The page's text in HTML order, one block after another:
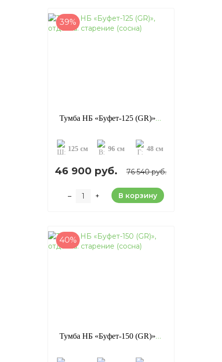
39%
Тумба НБ «Буфет-125 (GR)», отделка: старение (сосна)
125 см 96 см 48 см
46 900 руб. 76 540 руб.
– + В корзину
40%
Тумба НБ «Буфет-150 (GR)», отделка: старение (сосна)